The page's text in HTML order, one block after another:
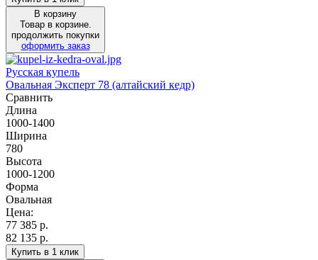
В корзину
Товар в корзине.
продолжить покупки
оформить заказ
Русская купель
Овальная Эксперт 78 (алтайский кедр)
Сравнить
Длина
1000-1400
Ширина
780
Высота
1000-1200
Форма
Овальная
Цена:
77 385 р.
82 135 р.
Купить в 1 клик